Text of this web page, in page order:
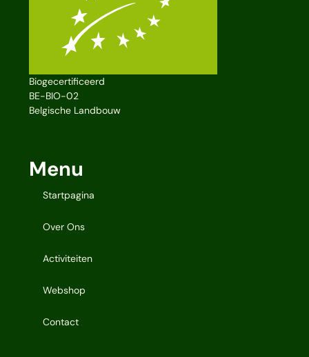
Menu
Startpagina
Over Ons
Activiteiten
Webshop
Contact
Biogecertificeerd
BE-BIO-02
Belgische Landbouw